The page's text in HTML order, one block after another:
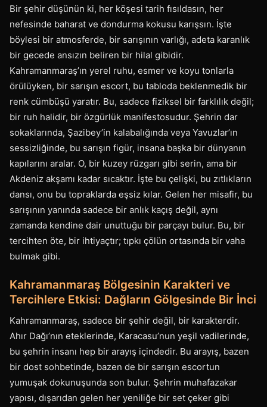
Bir şehir düşünün ki, her köşesi tarih fısıldasın, her
nefesinde baharat ve dondurma kokusu karışsın. İşte
böylesi bir atmosferde, bir sarışının varlığı, adeta karanlık
bir gecede ansızın beliren bir hilal gibidir.
Kahramanmaraş’ın yerel ruhu, esmer ve koyu tonlarla
örülüyken, bir sarışın escort, bu tabloda beklenmedik bir
renk cümbüşü yaratır. Bu, sadece fiziksel bir farklılık değil;
bir ruh halidir, bir özgürlük manifestosudur. Şehrin dar
sokaklarında, Şazibey’in kalabalığında veya Yavuzlar’ın
sessizliğinde, bu sarışın figür, insana başka bir dünyanın
kapılarını aralar. O, bir kuzey rüzgarı gibi serin, ama bir
Akdeniz akşamı kadar sıcaktır. İşte bu çelişki, bu zıtlıkların
dansı, onu bu topraklarda eşsiz kılar. Gelen her misafir, bu
sarışının yanında sadece bir anlık kaçış değil, aynı
zamanda kendine dair unuttuğu bir parçayı bulur. Bu, bir
tercihten öte, bir ihtiyaçtır; tıpkı çölün ortasında bir vaha
bulmak gibi.
Kahramanmaraş Bölgesinin Karakteri ve
Tercihlere Etkisi: Dağların Gölgesinde Bir İnci
Kahramanmaraş, sadece bir şehir değil, bir karakterdir.
Ahır Dağı’nın eteklerinde, Karacasu’nun yeşil vadilerinde,
bu şehrin insanı hep bir arayış içindedir. Bu arayış, bazen
bir dost sohbetinde, bazen de bir sarışın escortun
yumuşak dokunuşunda son bulur. Şehrin muhafazakar
yapısı, dışarıdan gelen her yeniliğe bir set çeker gibi